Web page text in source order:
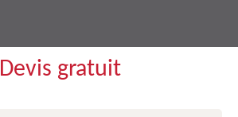
Devis gratuit